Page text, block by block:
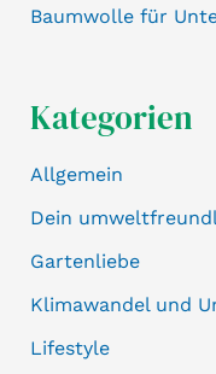
Baumwolle für
Kategorien
Allgemein
Dein
Gartenliebe
Klimawandel und
Lifestyle